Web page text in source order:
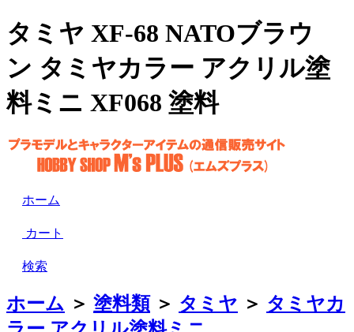
タミヤ XF-68 NATOブラウ
ン タミヤカラー アクリル塗
料ミニ XF068 塗料
ホーム
カート
検索
ホーム ＞ 塗料類＞ タミヤ ＞ タミヤカ